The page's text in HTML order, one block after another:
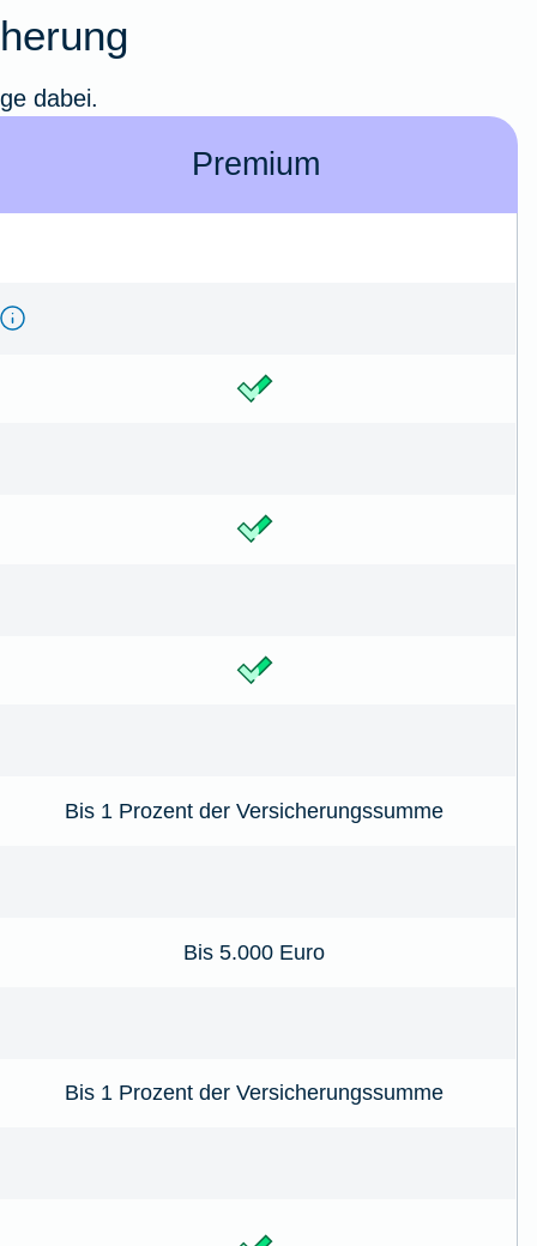
dabei.
Premium
Bis 1 Prozent der Versicherungssumme
Bis 5.000 Euro
Bis 1 Prozent der Versicherungssumme